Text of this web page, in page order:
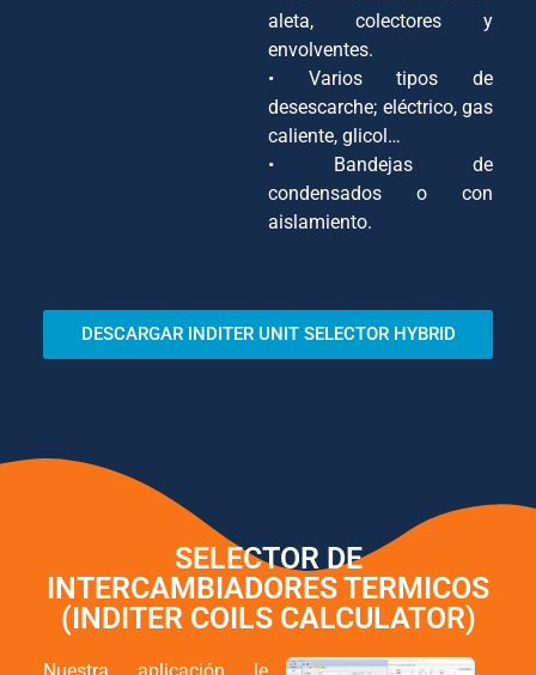
aleta, colectores y
envolventes.
• Varios tipos de
desescarche; eléctrico, gas
caliente, glicol…
• Bandejas de
condensados o con
aislamiento.
DESCARGAR INDITER UNIT SELECTOR HYBRID
SELECTOR DE
INTERCAMBIADORES TERMICOS
(INDITER COILS CALCULATOR)
Nuestra aplicación le